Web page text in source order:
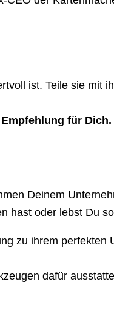
ist. Teile sie mit
für Dich.
Deinem
hast oder lebst Du
zu ihrem perfekten
dafür